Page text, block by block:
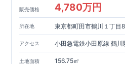
販売価格 4,780万円
所在地 東京都町田市鶴川１丁目
アクセス 小田急電鉄小田原線 鶴
土地面積 156.75㎡